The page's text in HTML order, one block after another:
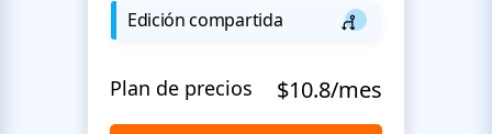
Edición compartida
Plan de precios $10.8/mes